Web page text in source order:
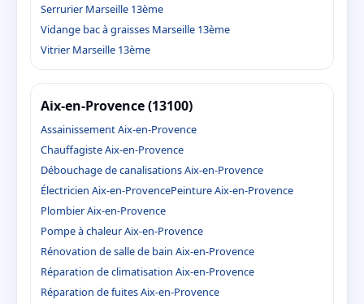
Serrurier Marseille 13ème
Vidange bac à graisses Marseille 13ème
Vitrier Marseille 13ème
Aix-en-Provence (13100)
Assainissement Aix-en-Provence
Chauffagiste Aix-en-Provence
Débouchage de canalisations Aix-en-Provence
Électricien Aix-en-ProvencePeinture Aix-en-Provence
Plombier Aix-en-Provence
Pompe à chaleur Aix-en-Provence
Rénovation de salle de bain Aix-en-Provence
Réparation de climatisation Aix-en-Provence
Réparation de fuites Aix-en-Provence